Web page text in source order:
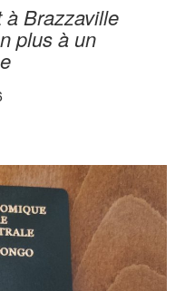
à Brazzaville
plus à un